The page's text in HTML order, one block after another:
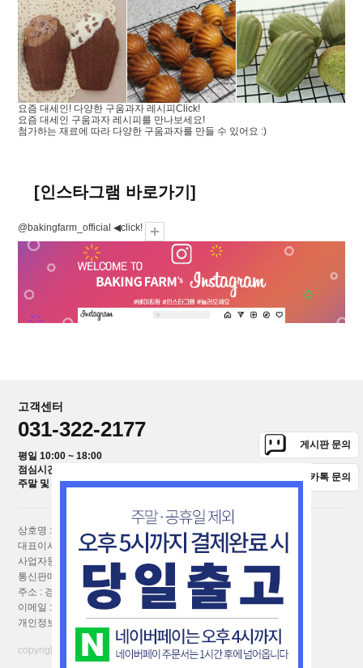
요즘 대세인! 다양한 구움과자 레시피Click!
요즘 대세인 구움과자 레시피를 만나보세요!
첨가하는 재료에 따라 다양한 구움과자를 만들 수 있어요 :)
[인스타그램 바로가기]
@bakingfarm_official ◀click!
고객센터
031-322-2177
평일 10:00 ~ 18:00
점심시간 12:00 ~ 13:00
주말 및 공휴일은 1:1 상담을 이용해주세요.
게시판 문의
카톡 문의
상호명 : (주)퀴진웨어
대표이사 : 장덕수,신정아
사업자등록번호 : 110-86-17855
[사업자번호확인]
통신판매업신고번호 : 2017-경기포천-0347호
주소 : 경기도 포천시 호국로 1153-18
이메일 :
bakingfarmcafe@naver.com
개인정보취급책임자 : 신정아
copyright⒞astore all right reserved